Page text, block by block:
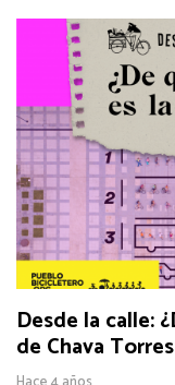
Desde la calle:
de Chava Torres